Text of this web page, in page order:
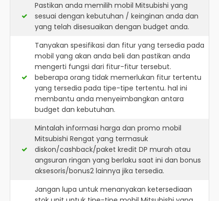
Pastikan anda memilih mobil Mitsubishi yang
sesuai dengan kebutuhan / keinginan anda dan
yang telah disesuaikan dengan budget anda.
Tanyakan spesifikasi dan fitur yang tersedia pada
mobil yang akan anda beli dan pastikan anda
mengerti fungsi dari fitur-fitur tersebut.
beberapa orang tidak memerlukan fitur tertentu
yang tersedia pada tipe-tipe tertentu. hal ini
membantu anda menyeimbangkan antara
budget dan kebutuhan.
Mintalah informasi harga dan promo mobil
Mitsubishi Rengat yang termasuk
diskon/cashback/paket kredit DP murah atau
angsuran ringan yang berlaku saat ini dan bonus
aksesoris/bonus2 lainnya jika tersedia.
Jangan lupa untuk menanyakan ketersediaan